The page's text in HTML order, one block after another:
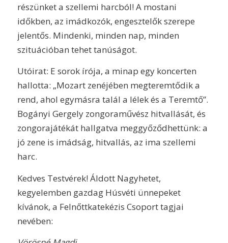
részünket a szellemi harcból! A mostani
időkben, az imádkozók, engesztelők szerepe
jelentős. Mindenki, minden nap, minden
szituációban tehet tanúságot.
Utóirat: E sorok írója, a minap egy koncerten
hallotta: „Mozart zenéjében megteremtődik a
rend, ahol egymásra talál a lélek és a Teremtő”.
Bogányi Gergely zongoraművész hitvallását, és
zongorajátékát hallgatva meggyőződhettünk: a
jó zene is imádság, hitvallás, az ima szellemi
harc.
Kedves Testvérek! Áldott Nagyhetet,
kegyelemben gazdag Húsvéti ünnepeket
kívánok, a Felnőttkatekézis Csoport tagjai
nevében: